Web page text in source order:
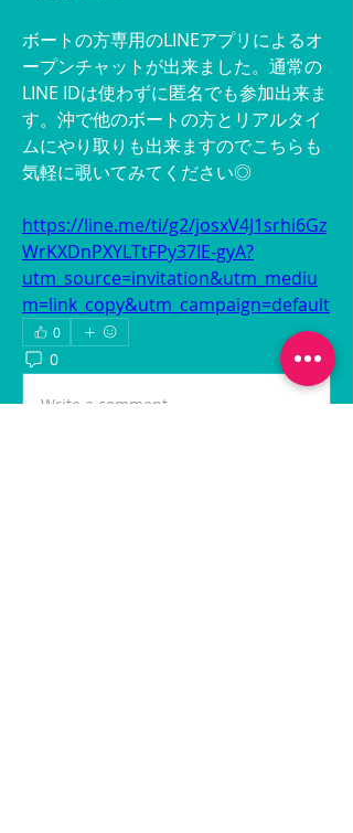
ボートの方専用のLINEアプリによるオ
ープンチャットが出来ました。通常の
LINE IDは使わずに匿名でも参加出来ま
す。沖で他のボートの方とリアルタイ
ムにやり取りも出来ますのでこちらも
気軽に覗いてみてください◎
https://line.me/ti/g2/josxV4J1srhi6Gz
WrKXDnPXYLTtFPy37IE-gyA?
utm_source=invitation&utm_mediu
m=link_copy&utm_campaign=default
0
0 104
Write a comment...